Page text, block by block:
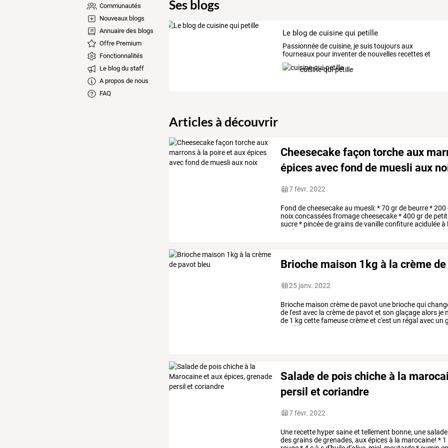
Communautés
Nouveaux blogs
Annuaire des blogs
Offre Premium
Fonctionnalités
Le blog du staff
A propos de nous
FAQ
Ses blogs
Le blog de cuisine qui petille
Passionnéedecuisine,jesuistoujoursaux
fourneauxpourinventerdenouvellesrecetteset
pour
cuisine-qui-petille
Articles à découvrir
Cheesecake façon torche aux
épices avec fond de muesli aux
7 févr. 2022
Fond decheesecakeau muesli:*70 grde beurre*200
noixconcasséesfromagecheesecake*400 grde petit
sucre* pincéedegrainsdevanilleconfitureaciduléeà
torche
Brioche maison 1kg à la crème
25 janv. 2022
Brioche maison crèmede pavot une briochequi
de l'est avec la crèmede pavot et son glaçagealors je
de 1 kg cettefameusecrèmeet c'est un régal avec un
ingrédients
de
Salade de pois chiche à la
persil et coriandre
7 févr. 2022
Une recette hypersaineet tellement bonne, unesalade
desgrainsdegrenades, auxépicesà la marocaine! * 1